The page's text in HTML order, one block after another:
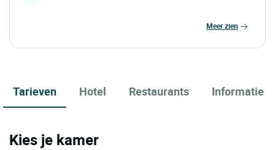
meer zien
Tarieven Hotel Restaurants Informatie
Kies je kamer